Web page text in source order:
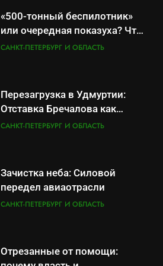
результат управленческих
провалов и уязвимости
региона
САНКТ-ПЕТЕРБУРГ И ОБЛАСТЬ
маркетплейсы «умывают
руки» после ударов по
складам Wildberries?
идёт ко дну
САНКТ-ПЕТЕРБУРГ И ОБЛАСТЬ
«500-тонный беспилотник»
или очередная показуха? Что
скрывает российский ВМФ
САНКТ-ПЕТЕРБУРГ И ОБЛАСТЬ
Перезагрузка в Удмуртии:
Отставка Бречалова как
результат управленческих
САНКТ-ПЕТЕРБУРГ И ОБЛАСТЬ
Зачистка неба: Силовой
передел авиаотрасли
САНКТ-ПЕТЕРБУРГ И ОБЛАСТЬ
Отрезанные от помощи: